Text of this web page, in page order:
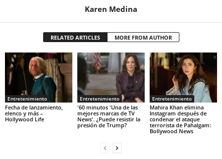
Karen Medina
RELATED ARTICLES MORE FROM AUTHOR
Entretenimiento
Fecha de lanzamiento,
elenco y más –
Hollywood Life
Entretenimiento
'60 minutos 'Una de las
mejores marcas de TV
News'. ¿Puede resistir la
presión de Trump?
Entretenimiento
Mahira Khan elimina
Instagram después de
condenar el ataque
terrorista de Pahalgam:
Bollywood News